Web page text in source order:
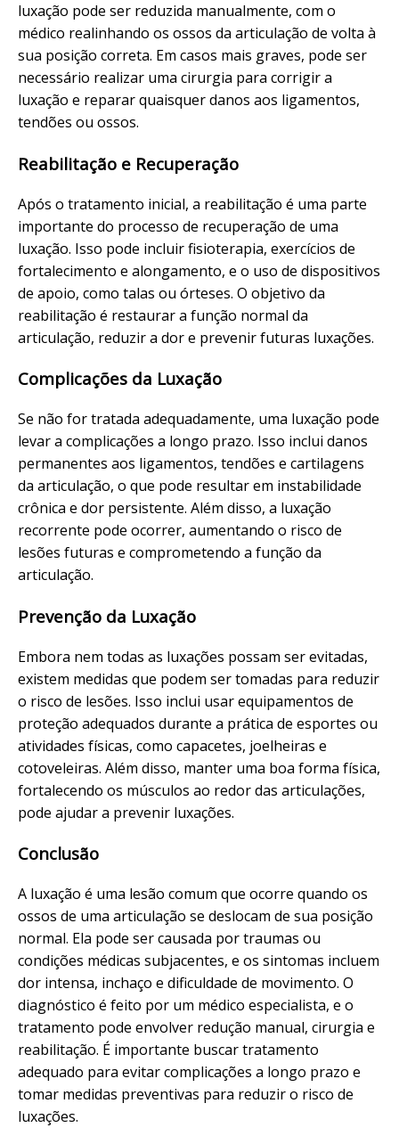
luxação pode ser reduzida manualmente, com o
médico realinhando os ossos da articulação de volta à
sua posição correta. Em casos mais graves, pode ser
necessário realizar uma cirurgia para corrigir a
luxação e reparar quaisquer danos aos ligamentos,
tendões ou ossos.
Reabilitação e Recuperação
Após o tratamento inicial, a reabilitação é uma parte
importante do processo de recuperação de uma
luxação. Isso pode incluir fisioterapia, exercícios de
fortalecimento e alongamento, e o uso de dispositivos
de apoio, como talas ou órteses. O objetivo da
reabilitação é restaurar a função normal da
articulação, reduzir a dor e prevenir futuras luxações.
Complicações da Luxação
Se não for tratada adequadamente, uma luxação pode
levar a complicações a longo prazo. Isso inclui danos
permanentes aos ligamentos, tendões e cartilagens
da articulação, o que pode resultar em instabilidade
crônica e dor persistente. Além disso, a luxação
recorrente pode ocorrer, aumentando o risco de
lesões futuras e comprometendo a função da
articulação.
Prevenção da Luxação
Embora nem todas as luxações possam ser evitadas,
existem medidas que podem ser tomadas para reduzir
o risco de lesões. Isso inclui usar equipamentos de
proteção adequados durante a prática de esportes ou
atividades físicas, como capacetes, joelheiras e
cotoveleiras. Além disso, manter uma boa forma física,
fortalecendo os músculos ao redor das articulações,
pode ajudar a prevenir luxações.
Conclusão
A luxação é uma lesão comum que ocorre quando os
ossos de uma articulação se deslocam de sua posição
normal. Ela pode ser causada por traumas ou
condições médicas subjacentes, e os sintomas incluem
dor intensa, inchaço e dificuldade de movimento. O
diagnóstico é feito por um médico especialista, e o
tratamento pode envolver redução manual, cirurgia e
reabilitação. É importante buscar tratamento
adequado para evitar complicações a longo prazo e
tomar medidas preventivas para reduzir o risco de
luxações.